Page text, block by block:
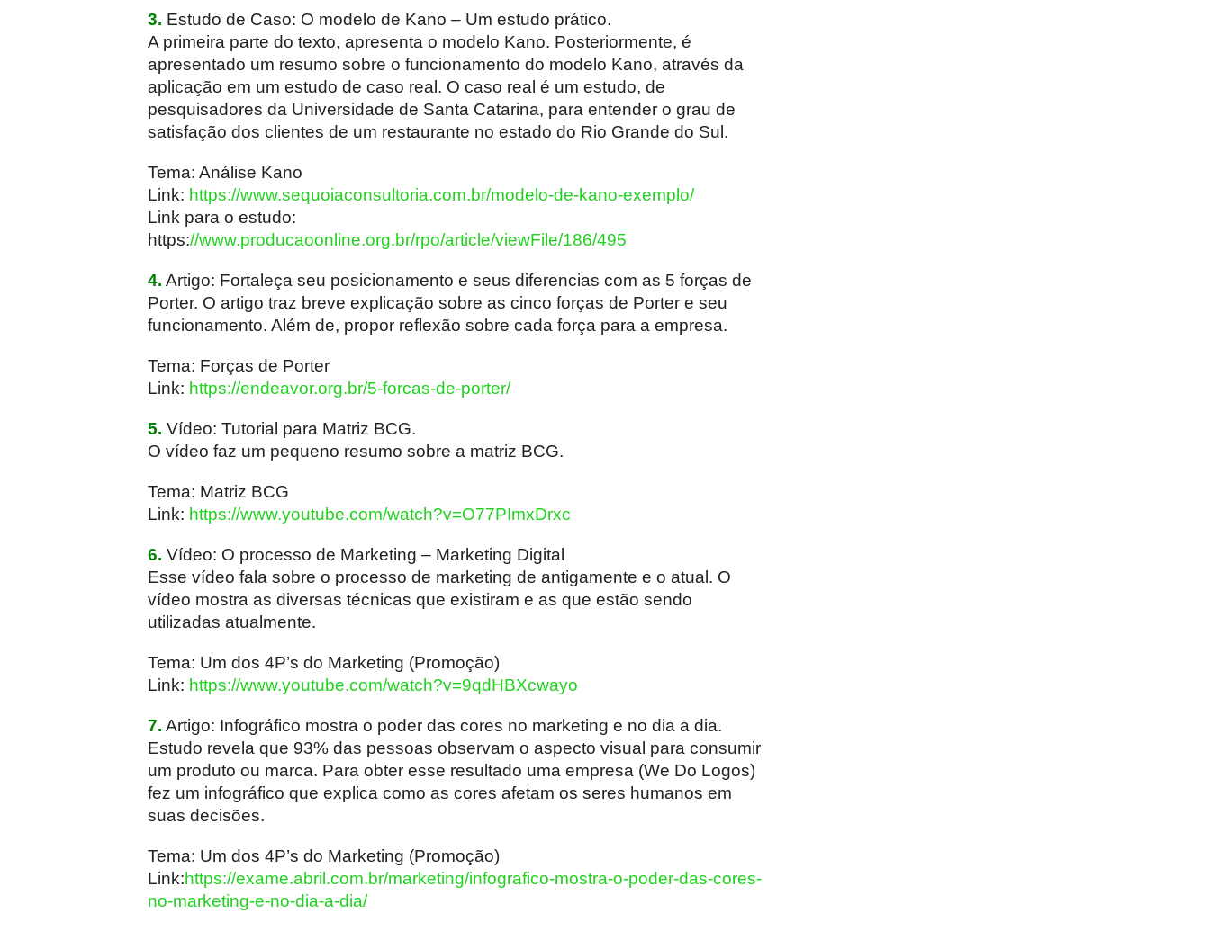
3. Estudo de Caso: O modelo de Kano – Um estudo prático.
A primeira parte do texto, apresenta o modelo Kano. Posteriormente, é
apresentado um resumo sobre o funcionamento do modelo Kano, através da
aplicação em um estudo de caso real. O caso real é um estudo, de
pesquisadores da Universidade de Santa Catarina, para entender o grau de
satisfação dos clientes de um restaurante no estado do Rio Grande do Sul.
Tema: Análise Kano
Link: https://www.sequoiaconsultoria.com.br/modelo-de-kano-exemplo/
Link para o estudo:
https://www.producaoonline.org.br/rpo/article/viewFile/186/495
4. Artigo: Fortaleça seu posicionamento e seus diferencias com as 5 forças de
Porter. O artigo traz breve explicação sobre as cinco forças de Porter e seu
funcionamento. Além de, propor reflexão sobre cada força para a empresa.
Tema: Forças de Porter
Link: https://endeavor.org.br/5-forcas-de-porter/
5. Vídeo: Tutorial para Matriz BCG.
O vídeo faz um pequeno resumo sobre a matriz BCG.
Tema: Matriz BCG
Link: https://www.youtube.com/watch?v=O77PImxDrxc
6. Vídeo: O processo de Marketing – Marketing Digital
Esse vídeo fala sobre o processo de marketing de antigamente e o atual. O
vídeo mostra as diversas técnicas que existiram e as que estão sendo
utilizadas atualmente.
Tema: Um dos 4P’s do Marketing (Promoção)
Link: https://www.youtube.com/watch?v=9qdHBXcwayo
7. Artigo: Infográfico mostra o poder das cores no marketing e no dia a dia.
Estudo revela que 93% das pessoas observam o aspecto visual para consumir
um produto ou marca. Para obter esse resultado uma empresa (We Do Logos)
fez um infográfico que explica como as cores afetam os seres humanos em
suas decisões.
Tema: Um dos 4P’s do Marketing (Promoção)
Link:https://exame.abril.com.br/marketing/infografico-mostra-o-poder-das-cores-
no-marketing-e-no-dia-a-dia/